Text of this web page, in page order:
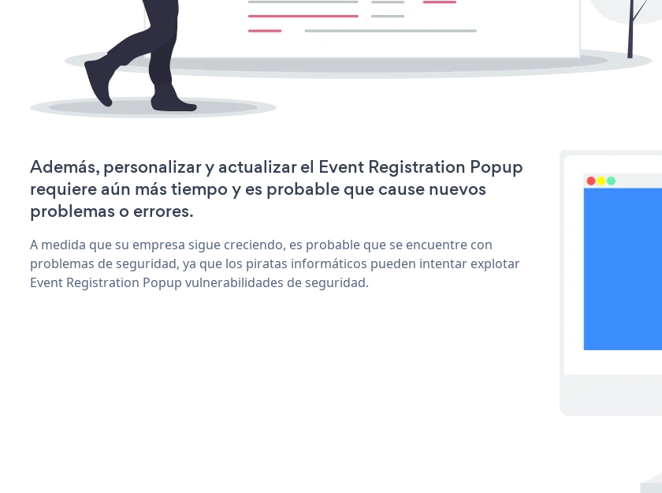
Además, personalizar y actualizar el Event Registration Popup
requiere aún más tiempo y es probable que cause nuevos
problemas o errores.
A medida que su empresa sigue creciendo, es probable que se encuentre con
problemas de seguridad, ya que los piratas informáticos pueden intentar explotar
Event Registration Popup vulnerabilidades de seguridad.